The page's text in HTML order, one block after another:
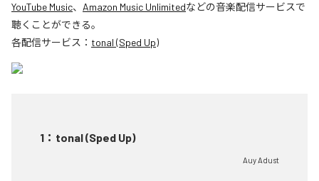
YouTube Music、 Amazon Music Unlimitedなどの音楽配信サービスで
聴くことができる。
各配信サービス： tonal (Sped Up)
1 ： tonal (Sped Up)
Auy Adust